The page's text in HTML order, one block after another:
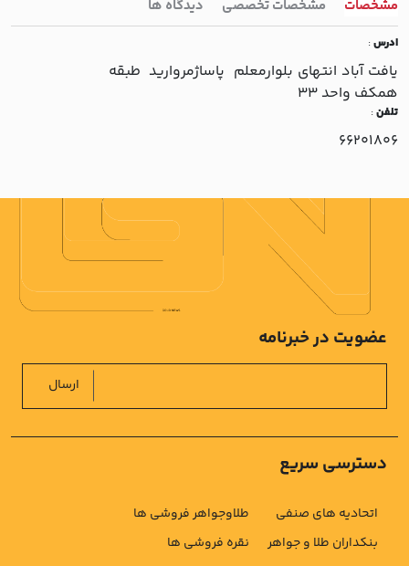
مشخصات مشخصات تخصصی دیدگاه ها
ادرس:
يافت آباد انتهاي بلوارمعلم پاساژمرواريد طبقه
همکف واحد 33
تلفن:
66201806
دسترسی سریع
اتحادیه های صنفی
بنکداران طلا و جواهر
طلاوجواهر فروشی ها
نقره فروشی ها
عضویت در خبرنامه
ارسال